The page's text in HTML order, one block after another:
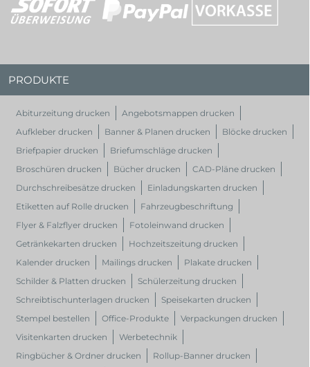
PRODUKTE
Abiturzeitung drucken
Angebotsmappen drucken
Aufkleber drucken
Banner & Planen drucken
Blöcke drucken
Briefpapier drucken
Briefumschläge drucken
Broschüren drucken
Bücher drucken
CAD-Pläne drucken
Durchschreibesätze drucken
Einladungskarten drucken
Etiketten auf Rolle drucken
Fahrzeugbeschriftung
Flyer & Falzflyer drucken
Fotoleinwand drucken
Getränkekarten drucken
Hochzeitszeitung drucken
Kalender drucken
Mailings drucken
Plakate drucken
Schilder & Platten drucken
Schülerzeitung drucken
Schreibtischunterlagen drucken
Speisekarten drucken
Stempel bestellen
Office-Produkte
Verpackungen drucken
Visitenkarten drucken
Werbetechnik
Ringbücher & Ordner drucken
Rollup-Banner drucken